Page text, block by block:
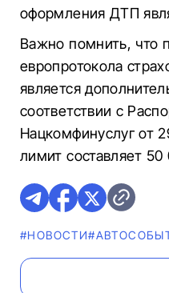
оформления ДТП
Важно помнить, что
европротокола
является
соответствии с
Нацкомфинуслуг от
лимит составляет 50
#НОВОСТИ